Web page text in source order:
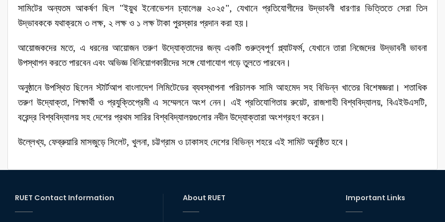
সামিটের অন্যতম আকর্ষণ ছিল "ইয়ুথ ইনোভেশন চ্যালেঞ্জ ২০২৫", যেখানে প্রতিযোগীদের উদ্ভাবনী ধারণার ভিত্তিতে সেরা তিন
উদ্ভাবককে যথাক্রমে ৩ লক্ষ, ২ লক্ষ ও ১ লক্ষ টাকা পুরস্কার প্রদান করা হয়।
আয়োজকদের মতে, এ ধরনের আয়োজন তরুণ উদ্যোক্তাদের জন্য একটি গুরুত্বপূর্ণ প্ল্যাটফর্ম, যেখানে তারা নিজেদের উদ্ভাবনী ভাবনা
উপস্থাপন করতে পারবেন এবং অভিজ্ঞ বিনিয়োগকারীদের সঙ্গে যোগাযোগ গড়ে তুলতে পারবেন।
অনুষ্ঠানে উপস্থিত ছিলেন স্টার্টআপ বাংলাদেশ লিমিটেডের ব্যবস্থাপনা পরিচালক সামি আহমেদ সহ বিভিন্ন খাতের বিশেষজ্ঞরা। শতাধিক
তরুণ উদ্যোক্তা, শিক্ষার্থী ও প্রযুক্তিপ্রেমী এ সম্মেলনে অংশ নেন। এই প্রতিযোগিতায় রুয়েট, রাজশাহী বিশ্ববিদ্যালয়, বিএইউএসটি,
বরেন্দ্র বিশ্ববিদ্যালয় সহ দেশের প্রথম সারির বিশ্ববিদ্যালয়গুলোর নবীন উদ্যোক্তারা অংশগ্রহণ করেন।
উল্লেখ্য, ফেব্রুয়ারি মাসজুড়ে সিলেট, খুলনা, চট্টগ্রাম ও ঢাকাসহ দেশের বিভিন্ন শহরে এই সামিট অনুষ্ঠিত হবে।
RUET Contact Information About RUET Important Links